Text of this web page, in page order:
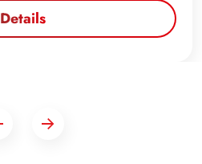
Details